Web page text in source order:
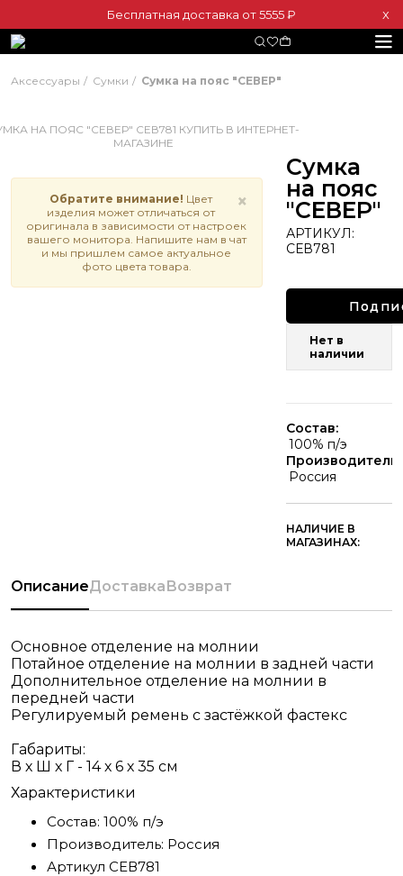
Бесплатная доставка от 5555 ₽ Х
Аксессуары Сумки Сумка на пояс "СЕВЕР"
×
Обратите внимание! Цвет
изделия может отличаться от
оригинала в зависимости от настроек
вашего монитора. Напишите нам в чат
и мы пришлем самое актуальное
фото цвета товара.
Сумка
на пояс
"СЕВЕР"
АРТИКУЛ:
СЕВ781
Нет в
наличии
Состав:
100% п/э
Производитель:
Россия
НАЛИЧИЕ В
МАГАЗИНАХ:
ОписаниеДоставкаВозврат
Основное отделение на молнии
Потайное отделение на молнии в задней части
Дополнительное отделение на молнии в
передней части
Регулируемый ремень с застёжкой фастекс
Габариты:
В х Ш х Г - 14 х 6 х 35 см
Характеристики
Состав: 100% п/э
Производитель: Россия
Артикул СЕВ781